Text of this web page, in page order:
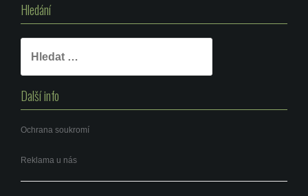
Hledání
Další info
Ochrana soukromí
Reklama u nás